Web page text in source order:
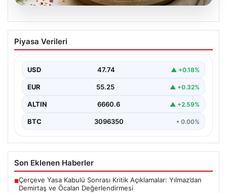
07.08.2026
Hafif, doyurucu ve omega-3 deposu:
Fırında limonlu kuşkonmazlı somon
Piyasa Verileri
USD 47.74 ▲ +0.18%
EUR 55.25 ▲ +0.32%
ALTIN 6660.6 ▲ +2.59%
BTC 3096350 • 0.00%
Son Eklenen Haberler
■Çerçeve Yasa Kabulü Sonrası Kritik Açıklamalar: Yılmaz’dan
Demirtaş ve Öcalan Değerlendirmesi